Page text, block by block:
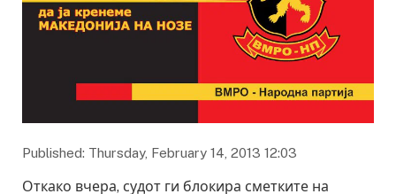
Published: Thursday, February 14, 2013 12:03
Откако вчера, судот ги блокира сметките на